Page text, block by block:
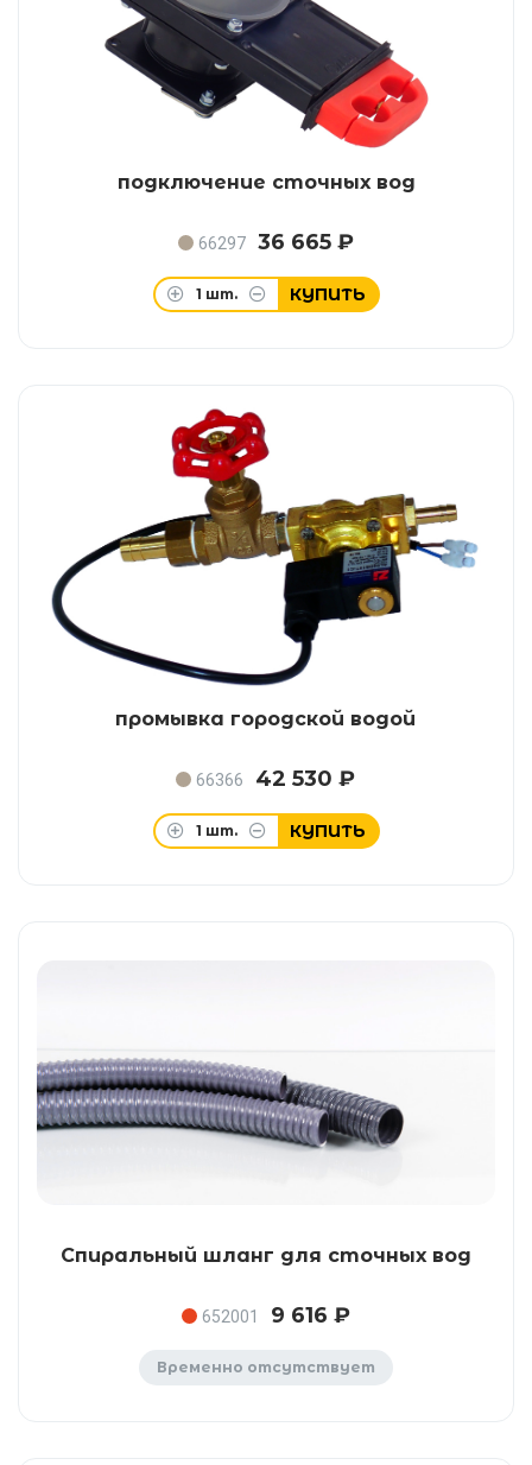
подключение сточных вод
66297 36 665 ₽
1 шт. КУПИТЬ
промывка городской водой
66366 42 530 ₽
1 шт. КУПИТЬ
Спиральный шланг для сточных вод
652001 9 616 ₽
Временно отсутствует